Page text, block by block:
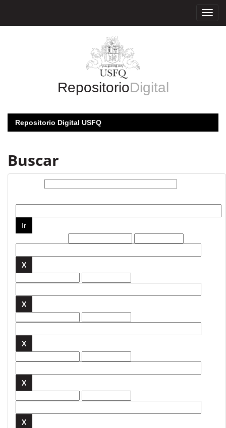
RepositorioDigital
Repositorio Digital USFQ
Buscar